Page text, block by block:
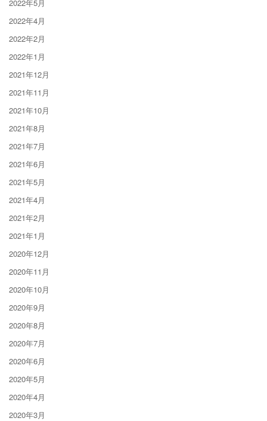
2022年5月
2022年4月
2022年2月
2022年1月
2021年12月
2021年11月
2021年10月
2021年8月
2021年7月
2021年6月
2021年5月
2021年4月
2021年2月
2021年1月
2020年12月
2020年11月
2020年10月
2020年9月
2020年8月
2020年7月
2020年6月
2020年5月
2020年4月
2020年3月